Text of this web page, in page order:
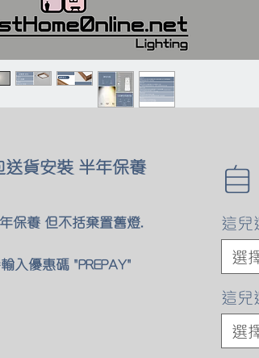
貨安裝 半年保養
保養 但不括棄置舊燈.
入優惠碼 "PREPAY"
自
這兒
選
這兒
選